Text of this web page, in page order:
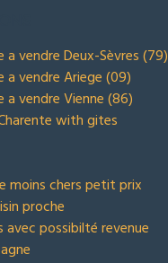
vendre Deux-Sèvres (79)
a vendre Ariege (09)
vendre Vienne (86)
with gites
moins chers petit prix
proche
avec possibilté revenue